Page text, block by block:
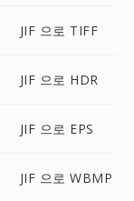
JIF 으로 TIFF
JIF 으로 HDR
JIF 으로 EPS
JIF 으로 WBMP